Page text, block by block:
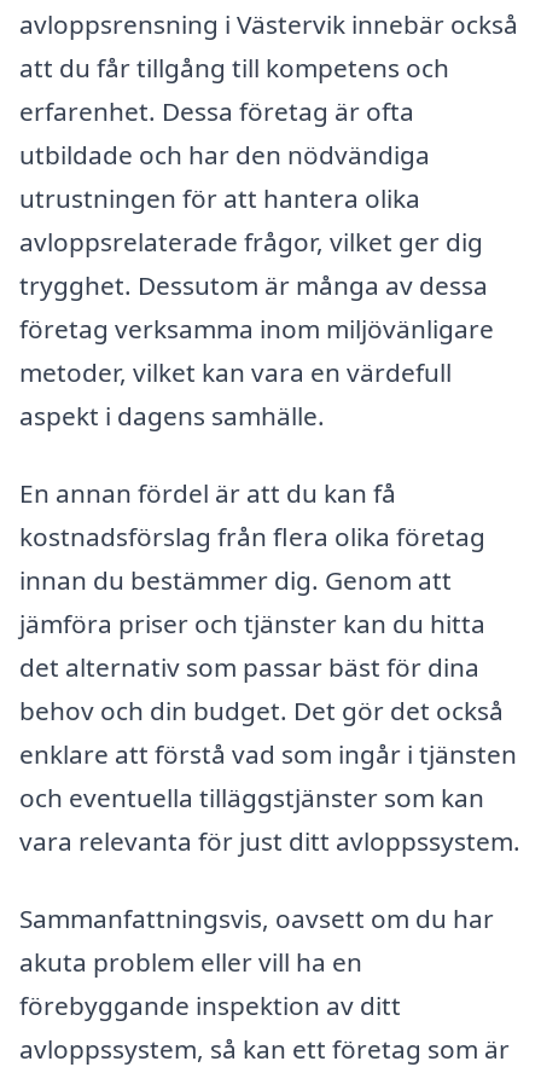
avloppsrensning i Västervik innebär också
att du får tillgång till kompetens och
erfarenhet. Dessa företag är ofta
utbildade och har den nödvändiga
utrustningen för att hantera olika
avloppsrelaterade frågor, vilket ger dig
trygghet. Dessutom är många av dessa
företag verksamma inom miljövänligare
metoder, vilket kan vara en värdefull
aspekt i dagens samhälle.
En annan fördel är att du kan få
kostnadsförslag från flera olika företag
innan du bestämmer dig. Genom att
jämföra priser och tjänster kan du hitta
det alternativ som passar bäst för dina
behov och din budget. Det gör det också
enklare att förstå vad som ingår i tjänsten
och eventuella tilläggstjänster som kan
vara relevanta för just ditt avloppssystem.
Sammanfattningsvis, oavsett om du har
akuta problem eller vill ha en
förebyggande inspektion av ditt
avloppssystem, så kan ett företag som är